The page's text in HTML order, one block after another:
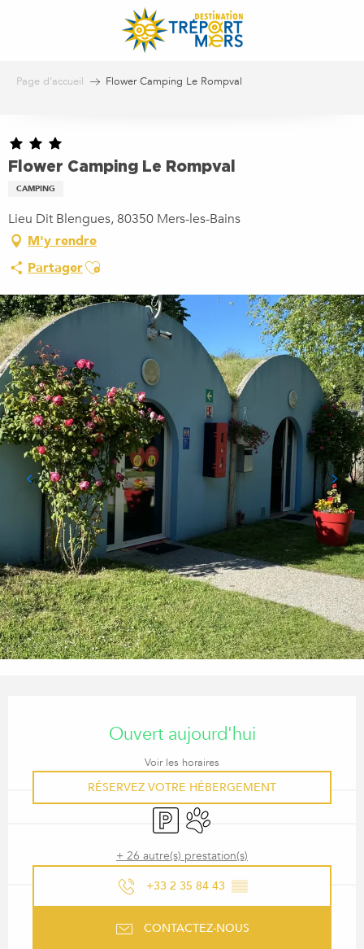
Page d’accueil Flower Camping Le Rompval
Flower Camping Le Rompval
CAMPING
Lieu Dit Blengues, 80350 Mers-les-Bains
M'y rendre
PartagerAjouter aux favoris
Ouvert aujourd'hui
Voir les horaires
RÉSERVEZ VOTRE HÉBERGEMENT
ParkingAnimaux acceptés
+ 26 autre(s) prestation(s)
+33 2 35 84 43 ▒▒
CONTACTEZ-NOUS